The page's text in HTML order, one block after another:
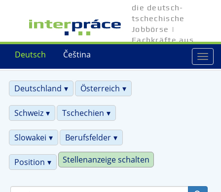
Čeština
Deutsch
die deutsch-
tschechische
Jobbörse |
Fachkräfte aus
Tschechien
Deutschland
Österreich
Schweiz Tschechien
Slowakei Berufsfelder
Position Stellenanzeige schalten